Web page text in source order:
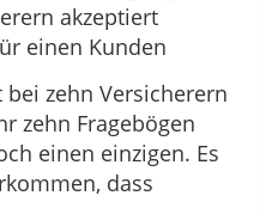
akzeptiert
einen Kunden
zehn Versicherern
zehn Fragebögen
einen einzigen. Es
dass